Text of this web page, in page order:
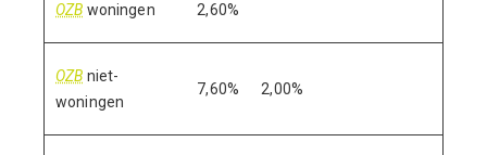
OZB woningen 2,60%
OZB niet-
woningen
7,60% 2,00%